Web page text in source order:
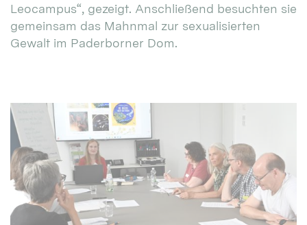
Leocampus“, gezeigt. Anschließend besuchten sie
gemeinsam das Mahnmal zur sexualisierten
Gewalt im Paderborner Dom.